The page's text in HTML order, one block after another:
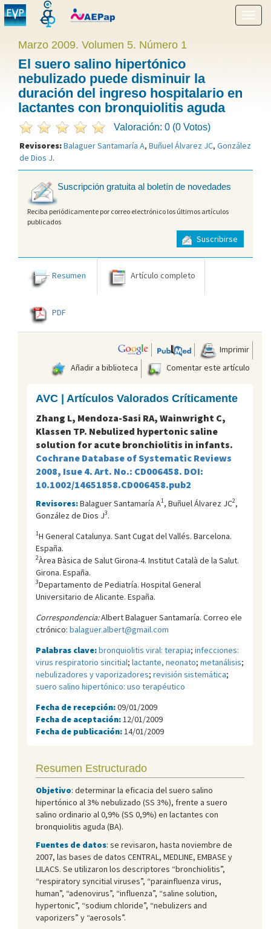
menú
Marzo 2009. Volumen 5. Número 1
El suero salino hipertónico
nebulizado puede disminuir la
duración del ingreso hospitalario en
lactantes con bronquiolitis aguda
Valoración: 0 (0 Votos)
Revisores:Balaguer Santamaría A, Buñuel Álvarez JC, González
de Dios J.
Suscripción gratuita al boletín de novedades
Reciba periódicamente por correo electrónico los últimos artículos
publicados
Suscribirse
Resumen Artículo completo
PDF
Imprimir
Añadir a biblioteca
Comentar este artículo
AVC | Artículos Valorados Críticamente
Zhang L, Mendoza-Sasi RA, Wainwright C,
Klassen TP. Nebulized hypertonic saline
solution for acute bronchiolitis in infants.
Cochrane Database of Systematic Reviews
2008, Isue 4. Art. No.: CD006458. DOI:
10.1002/14651858.CD006458.pub2
Revisores:Balaguer Santamaría A1, Buñuel Álvarez JC2,
González de Dios J3.
1H General Catalunya. Sant Cugat del Vallés. Barcelona.
España.
2Àrea Bàsica de Salut Girona-4. Institut Català de la Salut.
Girona. España.
3Departamento de Pediatría. Hospital General
Universitario de Alicante. España.
Correspondencia:Albert Balaguer Santamaría. Correo ele
ctrónico: balaguer.albert@gmail.com
Palabras clave:bronquiolitis viral: terapia; infecciones:
virus respiratorio sincitial; lactante, neonato; metanálisis;
nebulizadores y vaporizadores; revisión sistemática;
suero salino hipertónico: uso terapéutico
Fecha de recepción:09/01/2009
Fecha de aceptación: 12/01/2009
Fecha de publicación: 14/01/2009
Resumen Estructurado
Objetivo: determinar la eficacia del suero salino
hipertónico al 3% nebulizado (SS 3%), frente a suero
salino ordinario al 0,9% (SS 0,9%) en lactantes con
bronquiolitis aguda (BA).
Fuentes de datos: se revisaron, hasta noviembre de
2007, las bases de datos CENTRAL, MEDLINE, EMBASE y
LILACS. Se utilizaron los descriptores “bronchiolitis”,
“respiratory syncitial viruses”, “parainfluenza virus,
human”, “adenovirus”, “influenza”, “saline solution,
hypertonic”, “sodium chloride”, “nebulizers and
vaporizers” y “aerosols”.